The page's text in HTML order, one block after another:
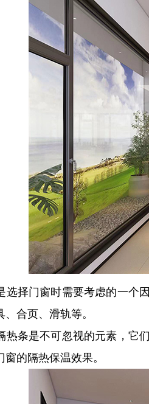
选择门窗时需要考虑的一个
合页、滑轨等。
热条是不可忽视的元素，它
的隔热保温效果。